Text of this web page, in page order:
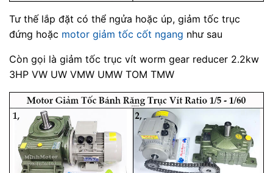
Tư thế lắp đặt có thể ngửa hoặc úp, giảm tốc trục
đứng hoặc motor giảm tốc cốt ngang như sau
Còn gọi là giảm tốc trục vít worm gear reducer 2.2kw
3HP VW UW VMW UMW TOM TMW